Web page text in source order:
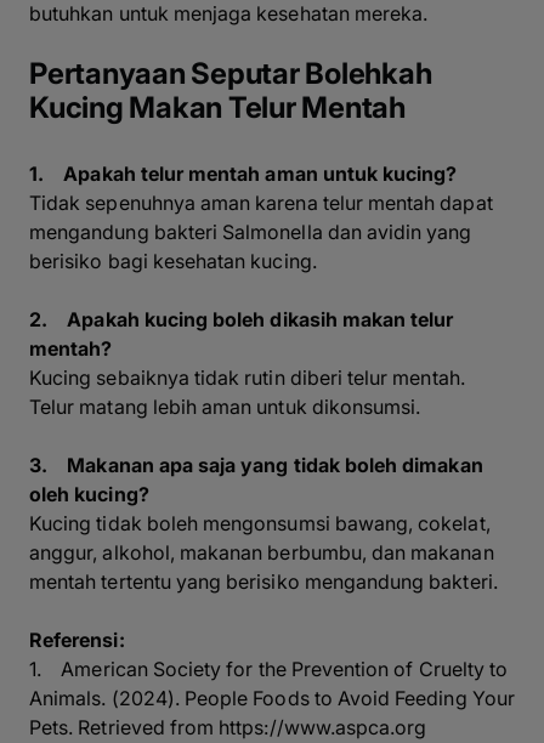
butuhkan untuk menjaga kesehatan mereka.
Pertanyaan Seputar Bolehkah
Kucing Makan Telur Mentah
1. Apakah telur mentah aman untuk kucing?
Tidak sepenuhnya aman karena telur mentah dapat
mengandung bakteri Salmonella dan avidin yang
berisiko bagi kesehatan kucing.
2. Apakah kucing boleh dikasih makan telur
mentah?
Kucing sebaiknya tidak rutin diberi telur mentah.
Telur matang lebih aman untuk dikonsumsi.
3. Makanan apa saja yang tidak boleh dimakan
oleh kucing?
Kucing tidak boleh mengonsumsi bawang, cokelat,
anggur, alkohol, makanan berbumbu, dan makanan
mentah tertentu yang berisiko mengandung bakteri.
Referensi:
1. American Society for the Prevention of Cruelty to
Animals. (2024). People Foods to Avoid Feeding Your
Pets. Retrieved from https://www.aspca.org